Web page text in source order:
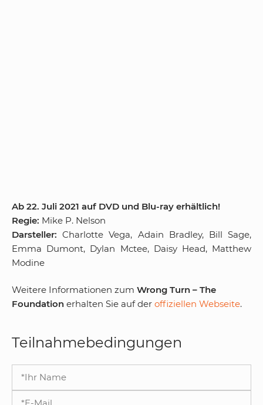
Ab 22. Juli 2021 auf DVD und Blu-ray erhältlich!
Regie: Mike P. Nelson
Darsteller:Charlotte Vega, Adain Bradley, Bill Sage,
Emma Dumont, Dylan Mctee, Daisy Head, Matthew
Modine
Weitere Informationen zum Wrong Turn – The
Foundation erhalten Sie auf der offiziellen Webseite.
Teilnahmebedingungen